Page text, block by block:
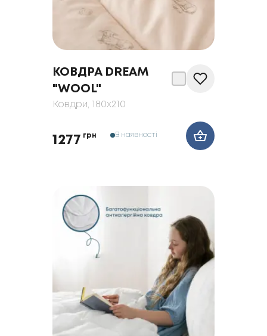
КОВДРА DREAM
"WOOL"
Ковдри, 180x210
1277 грн В наявності